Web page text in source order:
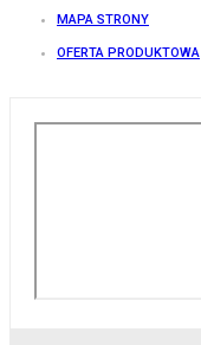
MAPA STRONY
OFERTA PRODUKTOWA